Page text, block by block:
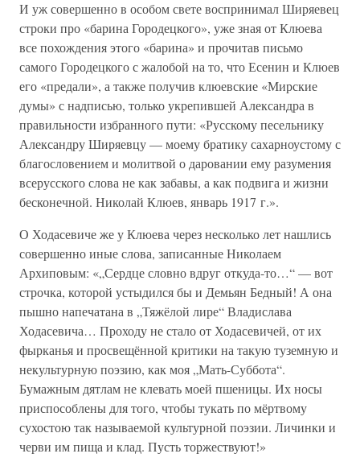
И уж совершенно в особом свете воспринимал Ширяевец
строки про «барина Городецкого», уже зная от Клюева
все похождения этого «барина» и прочитав письмо
самого Городецкого с жалобой на то, что Есенин и Клюев
его «предали», а также получив клюевские «Мирские
думы» с надписью, только укрепившей Александра в
правильности избранного пути: «Русскому песельнику
Александру Ширяевцу — моему братику сахарноустому с
благословением и молитвой о даровании ему разумения
всерусского слова не как забавы, а как подвига и жизни
бесконечной. Николай Клюев, январь 1917 г.».
О Ходасевиче же у Клюева через несколько лет нашлись
совершенно иные слова, записанные Николаем
Архиповым: «„Сердце словно вдруг откуда-то…“ — вот
строчка, которой устыдился бы и Демьян Бедный! А она
пышно напечатана в „Тяжёлой лире“ Владислава
Ходасевича… Проходу не стало от Ходасевичей, от их
фырканья и просвещённой критики на такую туземную и
некультурную поэзию, как моя „Мать-Суббота“.
Бумажным дятлам не клевать моей пшеницы. Их носы
приспособлены для того, чтобы тукать по мёртвому
сухостою так называемой культурной поэзии. Личинки и
черви им пища и клад. Пусть торжествуют!»